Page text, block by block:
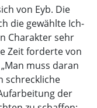
von Eyb. Die
die gewählte Ich-
Charakter sehr
Zeit forderte von
muss daran
schreckliche
der